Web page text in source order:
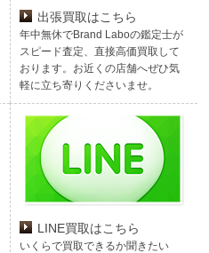
出張買取はこちら
年中無休でBrand Laboの鑑定士が
スピード査定、直接高価買取して
おります。お近くの店舗へぜひ気
軽に立ち寄りくださいませ。
LINE買取はこちら
いくらで買取できるか聞きたい